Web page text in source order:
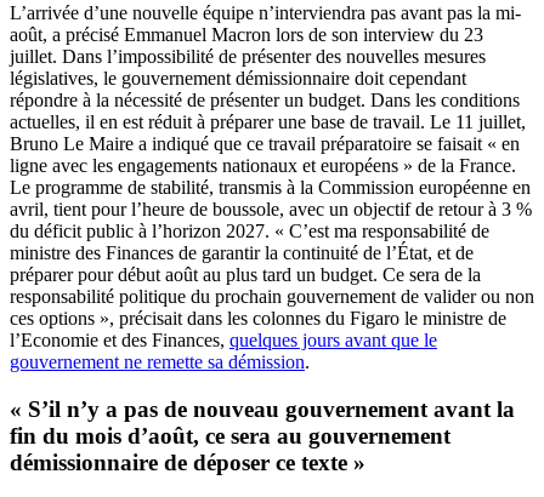
L’arrivée d’une nouvelle équipe n’interviendra pas avant pas la mi-
août, a précisé Emmanuel Macron lors de son interview du 23
juillet. Dans l’impossibilité de présenter des nouvelles mesures
législatives, le gouvernement démissionnaire doit cependant
répondre à la nécessité de présenter un budget. Dans les conditions
actuelles, il en est réduit à préparer une base de travail. Le 11 juillet,
Bruno Le Maire a indiqué que ce travail préparatoire se faisait « en
ligne avec les engagements nationaux et européens » de la France.
Le programme de stabilité, transmis à la Commission européenne en
avril, tient pour l’heure de boussole, avec un objectif de retour à 3 %
du déficit public à l’horizon 2027. « C’est ma responsabilité de
ministre des Finances de garantir la continuité de l’État, et de
préparer pour début août au plus tard un budget. Ce sera de la
responsabilité politique du prochain gouvernement de valider ou non
ces options », précisait dans les colonnes du Figaro le ministre de
l’Economie et des Finances, quelques jours avant que le
gouvernement ne remette sa démission.
« S’il n’y a pas de nouveau gouvernement avant la
fin du mois d’août, ce sera au gouvernement
démissionnaire de déposer ce texte »